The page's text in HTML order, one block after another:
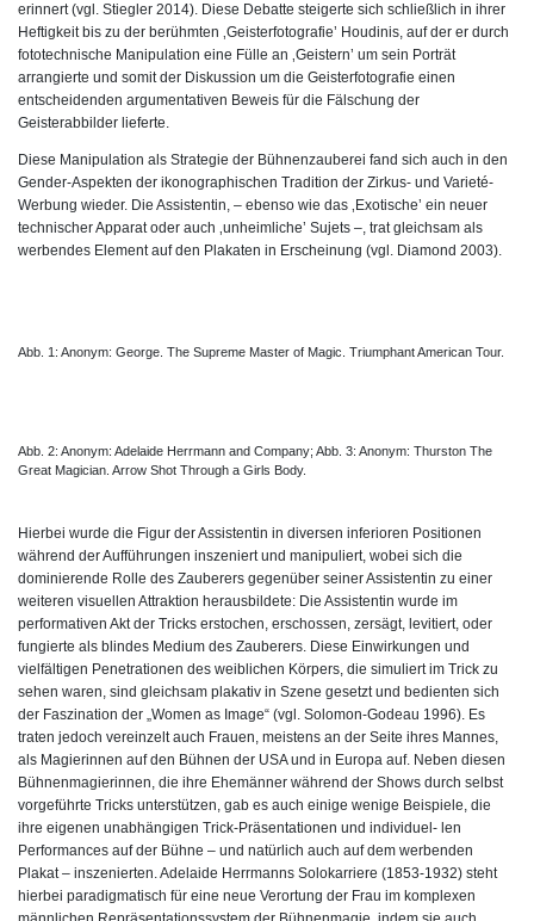
erinnert (vgl. Stiegler 2014). Diese Debatte steigerte sich schließlich in ihrer
Heftigkeit bis zu der berühmten ‚Geisterfotografie’ Houdinis, auf der er durch
fototechnische Manipulation eine Fülle an ‚Geistern’ um sein Porträt
arrangierte und somit der Diskussion um die Geisterfotografie einen
entscheidenden argumentativen Beweis für die Fälschung der
Geisterabbilder lieferte.
Diese Manipulation als Strategie der Bühnenzauberei fand sich auch in den
Gender-Aspekten der ikonographischen Tradition der Zirkus- und Varieté-
Werbung wieder. Die Assistentin, – ebenso wie das ‚Exotische’ ein neuer
technischer Apparat oder auch ‚unheimliche’ Sujets –, trat gleichsam als
werbendes Element auf den Plakaten in Erscheinung (vgl. Diamond 2003).
Abb. 1: Anonym: George. The Supreme Master of Magic. Triumphant American Tour.
Abb. 2: Anonym: Adelaide Herrmann and Company; Abb. 3: Anonym: Thurston The
Great Magician. Arrow Shot Through a Girls Body.
Hierbei wurde die Figur der Assistentin in diversen inferioren Positionen
während der Aufführungen inszeniert und manipuliert, wobei sich die
dominierende Rolle des Zauberers gegenüber seiner Assistentin zu einer
weiteren visuellen Attraktion herausbildete: Die Assistentin wurde im
performativen Akt der Tricks erstochen, erschossen, zersägt, levitiert, oder
fungierte als blindes Medium des Zauberers. Diese Einwirkungen und
vielfältigen Penetrationen des weiblichen Körpers, die simuliert im Trick zu
sehen waren, sind gleichsam plakativ in Szene gesetzt und bedienten sich
der Faszination der „Women as Image“ (vgl. Solomon-Godeau 1996). Es
traten jedoch vereinzelt auch Frauen, meistens an der Seite ihres Mannes,
als Magierinnen auf den Bühnen der USA und in Europa auf. Neben diesen
Bühnenmagierinnen, die ihre Ehemänner während der Shows durch selbst
vorgeführte Tricks unterstützen, gab es auch einige wenige Beispiele, die
ihre eigenen unabhängigen Trick-Präsentationen und individuel- len
Performances auf der Bühne – und natürlich auch auf dem werbenden
Plakat – inszenierten. Adelaide Herrmanns Solokarriere (1853-1932) steht
hierbei paradigmatisch für eine neue Verortung der Frau im komplexen